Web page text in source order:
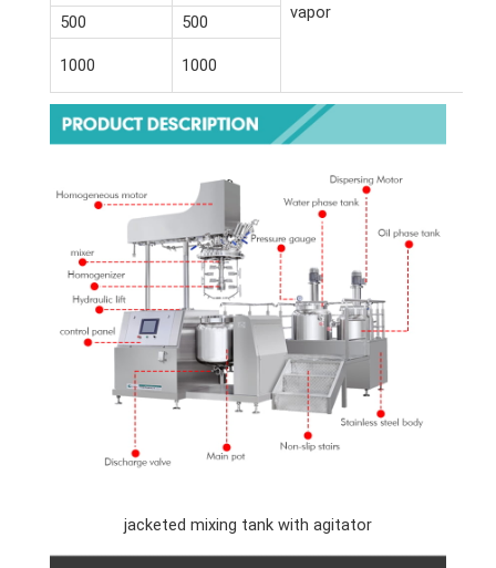
vapor
500
500
1000 1000
jacketed mixing tank with agitator